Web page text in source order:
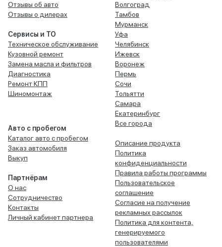
Отзывы об авто
Отзывы о дилерах
Сервисы и ТО
Техническое обслуживание
Кузовной ремонт
Замена масла и фильтров
Диагностика
Ремонт КПП
Шиномонтаж
Авто с пробегом
Каталог авто с пробегом
Заказ автомобиля
Выкуп
Партнёрам
О нас
Сотрудничество
Контакты
Личный кабинет партнера
Волгоград
Тамбов
Мурманск
Уфа
Челябинск
Ижевск
Воронеж
Пермь
Сочи
Тольятти
Самара
Екатеринбург
Все города
Описание продукта
Политика
конфиденциальности
Правила работы программы
Пользовательское
соглашение
Согласие на получение
рекламных рассылок
Политика для контента,
генерируемого
пользователями